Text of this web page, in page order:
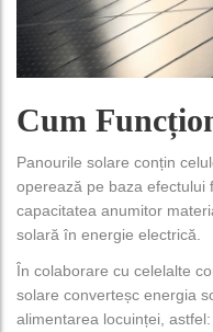
Cum
Panourile solare conțin
operează pe baza efectului
capacitatea anumitor
solară în energie electrică.
În colaborare cu celelalte
solare converteșc energia
alimentarea locuinței, astfel: